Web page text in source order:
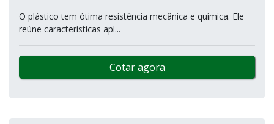
O plástico tem ótima resistência mecânica e química. Ele
reúne características apl...
Cotar agora